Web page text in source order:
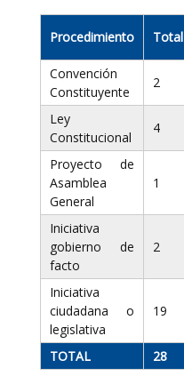
Procedimiento Total
Convención
Constituyente
2
Ley
Constitucional
4
Proyecto de
Asamblea
General
1
Iniciativa
gobierno de
facto
2
Iniciativa
ciudadana o
legislativa
19
TOTAL 28